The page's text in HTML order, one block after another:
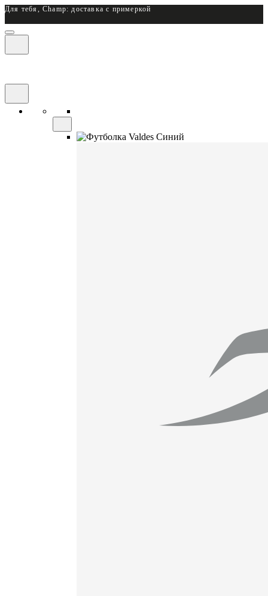
Для тебя, Champ: доставка с примеркой